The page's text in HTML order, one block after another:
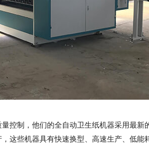
控制，他们的全自动卫生纸机器采用最新
这些机器具有快速换型、高速生产、低能